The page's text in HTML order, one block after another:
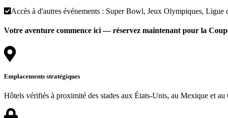
Accès à d'autres événements : Super Bowl, Jeux Olympiques, Ligue
Votre aventure commence ici — réservez maintenant pour la
Emplacements stratégiques
Hôtels vérifiés à proximité des stades aux États-Unis, au Mexique et au